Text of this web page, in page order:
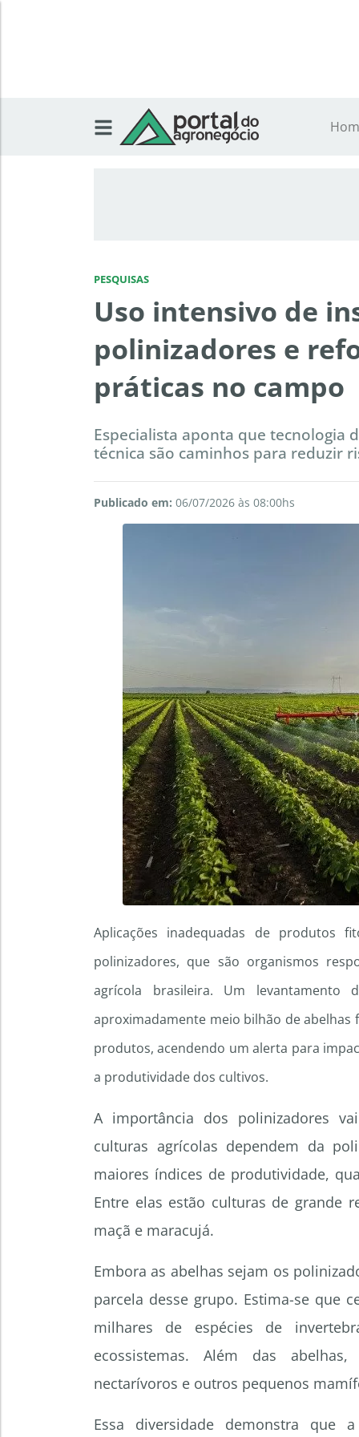
PESQUISAS
Uso intensivo de
polinizadores e
práticas no campo
Especialista aponta que tecnologia
técnica são caminhos para reduzir
Publicado em: 06/07/2026 às 08:00hs
Aplicações inadequadas de produtos
polinizadores, que são organismos
agrícola brasileira. Um
aproximadamente meio bilhão de
produtos, acendendo um alerta para
a produtividade dos cultivos.
A importância dos polinizadores
culturas agrícolas dependem da
maiores índices de produtividade,
Entre elas estão culturas de grande
maçã e maracujá.
Embora as abelhas sejam os
parcela desse grupo. Estima-se que
milhares de espécies de
ecossistemas. Além das
nectarívoros e outros pequenos
Essa diversidade demonstra que